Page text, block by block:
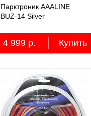
парковки)
Парктроник AAALINE
BUZ-14 Silver
4 999 р. Купить